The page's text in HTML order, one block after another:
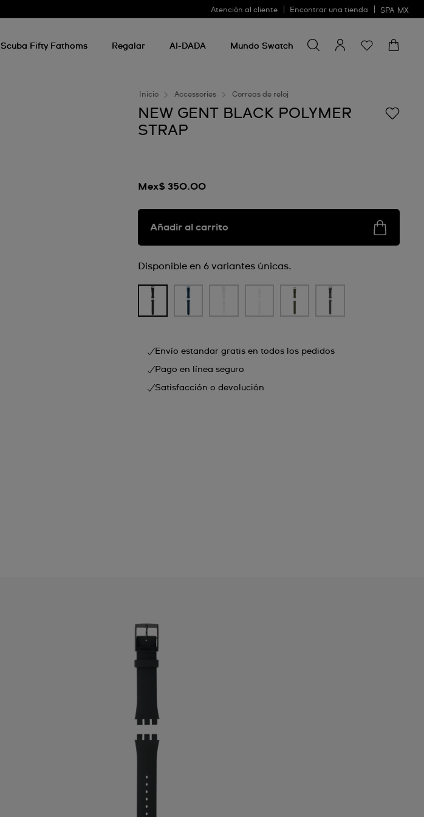
Atención al cliente Encontrar una tienda SPA MX
Scuba Fifty Fathoms Regalar AI-DADA Mundo Swatch
algo
Inicio Accessories Correas de reloj
NEW GENT BLACK POLYMER
STRAP
Mex$ 350.00
Añadir al carrito
Disponible en 6 variantes únicas.
Envío estandar gratis en todos los pedidos
Pago en línea seguro
Satisfacción o devolución